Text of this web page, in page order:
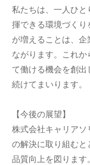
私たちは、一人ひ
揮できる環境づくり
が増えることは、
ながります。これ
て働ける機会を創
続けてまいります。
【今後の展望】
株式会社キャリアソ
の解決に取り組むと
品質向上を図りま